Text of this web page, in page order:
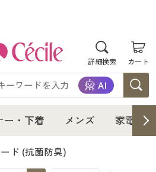
詳細検索 カート
ー・下着 メンズ 家電・
ド (抗菌防臭)